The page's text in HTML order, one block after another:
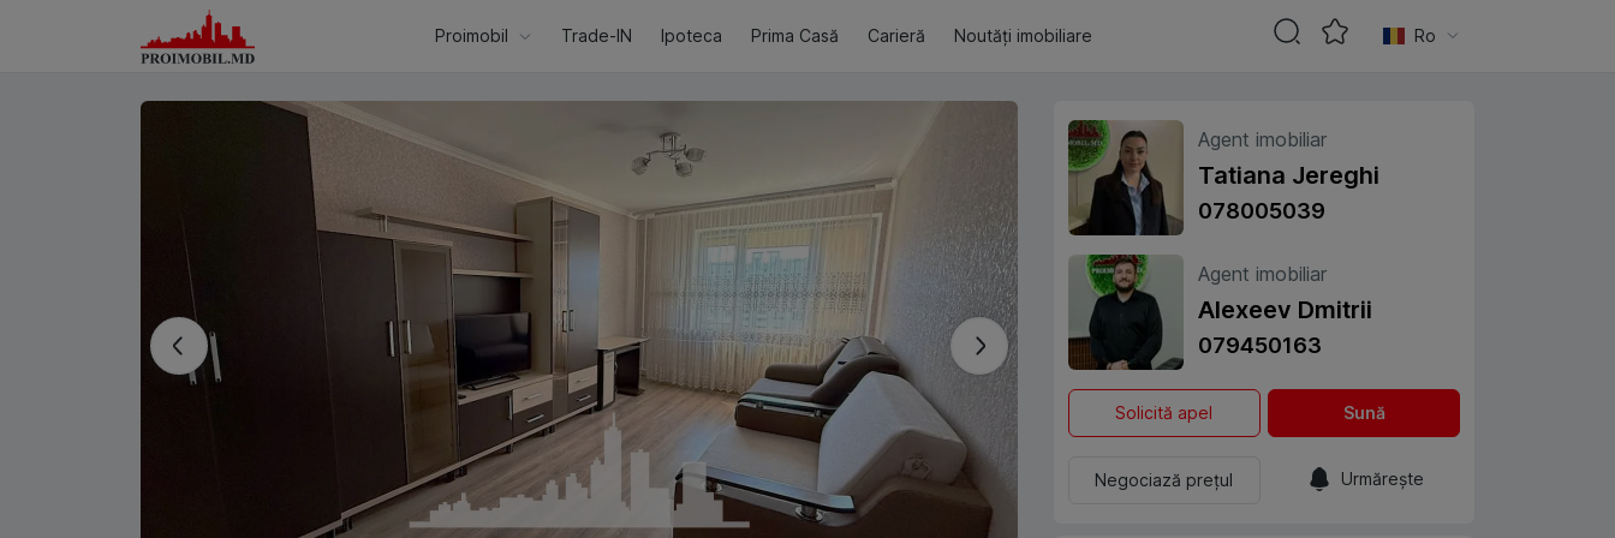
Agent imobiliar
Tatiana Jereghi
078005039
Agent imobiliar
Alexeev Dmitrii
079450163
Solicită apel Sună
Negociază prețul Urmărește
Proimobil Trade-IN Ipoteca Prima Casă Carieră Noutăți imobiliare Ro